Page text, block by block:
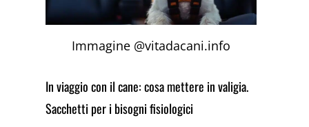
Immagine @vitadacani.info
In viaggio con il cane: cosa mettere in valigia.
Sacchetti per i bisogni fisiologici